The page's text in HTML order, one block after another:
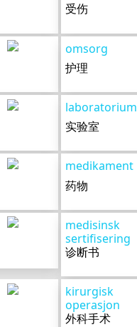
受伤
omsorg
护理
laboratorium
实验室
medikament
药物
medisinsk
sertifisering
诊断书
kirurgisk
operasjon
外科手术